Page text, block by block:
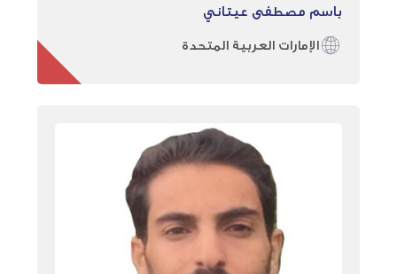
باسم مصطفى عيتاني
الإمارات العربية المتحدة